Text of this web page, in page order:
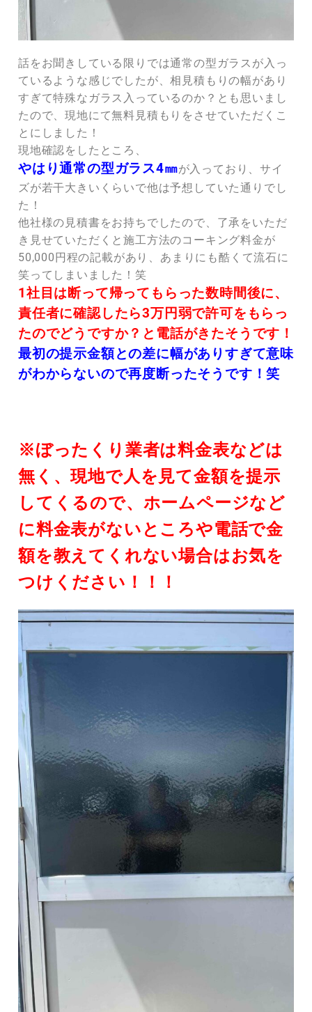
話をお聞きしている限りでは通常の型ガラスが入っ
ているような感じでしたが、相見積もりの幅があり
すぎて特殊なガラス入っているのか？とも思いまし
たので、現地にて無料見積もりをさせていただくこ
とにしました！
現地確認をしたところ、
やはり通常の型ガラス4㎜が入っており、サイ
ズが若干大きいくらいで他は予想していた通りでし
た！
他社様の見積書をお持ちでしたので、了承をいただ
き見せていただくと施工方法のコーキング料金が
50,000円程の記載があり、あまりにも酷くて流石に
笑ってしまいました！笑
1社目は断って帰ってもらった数時間後に、
責任者に確認したら3万円弱で許可をもらっ
たのでどうですか？と電話がきたそうです！
最初の提示金額との差に幅がありすぎて意味
がわからないので再度断ったそうです！笑
※ぼったくり業者は料金表などは
無く、現地で人を見て金額を提示
してくるので、ホームページなど
に料金表がないところや電話で金
額を教えてくれない場合はお気を
つけください！！！